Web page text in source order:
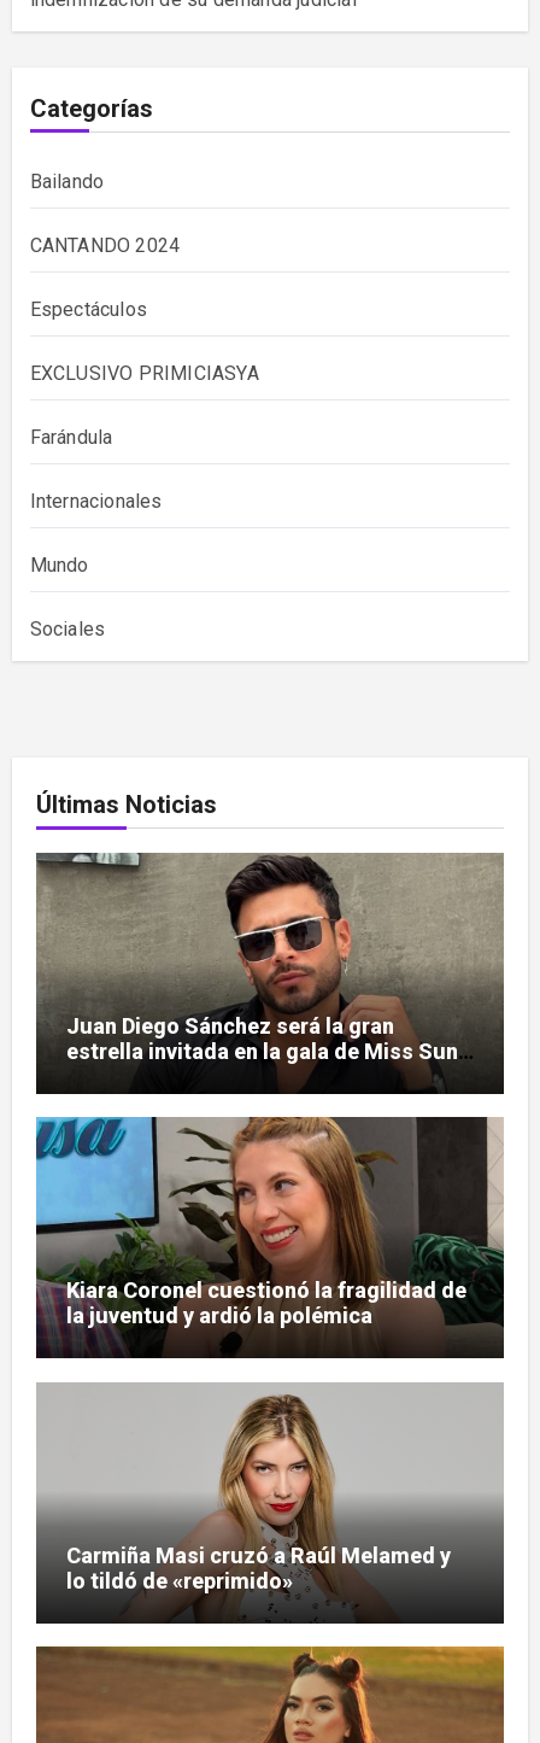
Categorías
Bailando
CANTANDO 2024
Espectáculos
EXCLUSIVO PRIMICIASYA
Farándula
Internacionales
Mundo
Sociales
Últimas Noticias
Juan Diego Sánchez será la gran
estrella invitada en la gala de Miss Sun
Kiara Coronel cuestionó la fragilidad de
la juventud y ardió la polémica
Carmiña Masi cruzó a Raúl Melamed y
lo tildó de «reprimido»